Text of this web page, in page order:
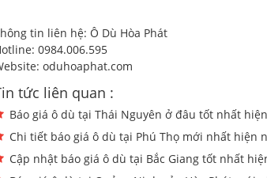
tin liên hệ: Ô Dù Hòa Phát
0984.006.595
oduhoaphat.com
tức liên quan :
Báo giá ô dù tại Thái Nguyên ở đâu tốt nhất
Chi tiết báo giá ô dù tại Phú Thọ mới nhất hiện
Cập nhật báo giá ô dù tại Bắc Giang tốt nhất